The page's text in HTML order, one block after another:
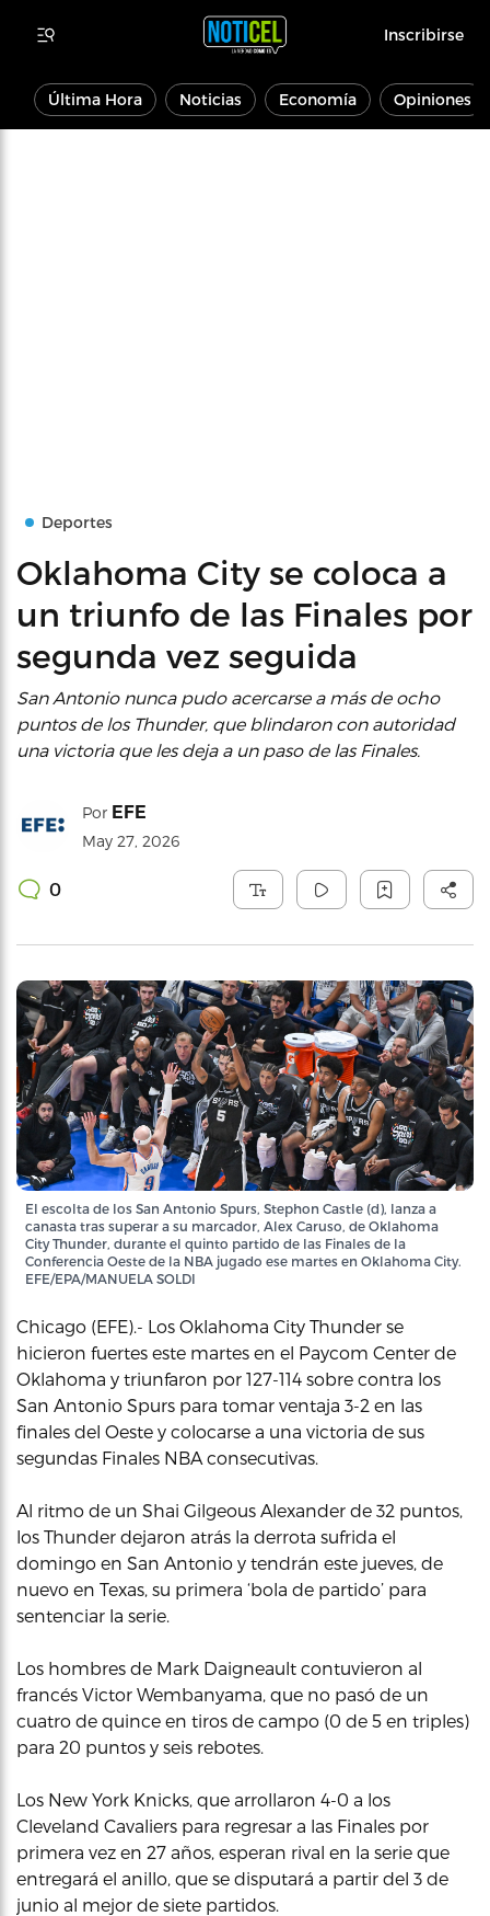
Inscribirse
Última Hora Noticias Economía Opiniones
Deportes
Oklahoma City se coloca a
un triunfo de las Finales por
segunda vez seguida
San Antonio nunca pudo acercarse a más de ocho
puntos de los Thunder, que blindaron con autoridad
una victoria que les deja a un paso de las Finales.
Por EFE
May 27, 2026
0
El escolta de los San Antonio Spurs, Stephon Castle (d), lanza a
canasta tras superar a su marcador, Alex Caruso, de Oklahoma
City Thunder, durante el quinto partido de las Finales de la
Conferencia Oeste de la NBA jugado ese martes en Oklahoma City.
EFE/EPA/MANUELA SOLDI
Chicago (EFE).- Los Oklahoma City Thunder se
hicieron fuertes este martes en el Paycom Center de
Oklahoma y triunfaron por 127-114 sobre contra los
San Antonio Spurs para tomar ventaja 3-2 en las
finales del Oeste y colocarse a una victoria de sus
segundas Finales NBA consecutivas.
Al ritmo de un Shai Gilgeous Alexander de 32 puntos,
los Thunder dejaron atrás la derrota sufrida el
domingo en San Antonio y tendrán este jueves, de
nuevo en Texas, su primera ‘bola de partido’ para
sentenciar la serie.
Los hombres de Mark Daigneault contuvieron al
francés Victor Wembanyama, que no pasó de un
cuatro de quince en tiros de campo (0 de 5 en triples)
para 20 puntos y seis rebotes.
Los New York Knicks, que arrollaron 4-0 a los
Cleveland Cavaliers para regresar a las Finales por
primera vez en 27 años, esperan rival en la serie que
entregará el anillo, que se disputará a partir del 3 de
junio al mejor de siete partidos.